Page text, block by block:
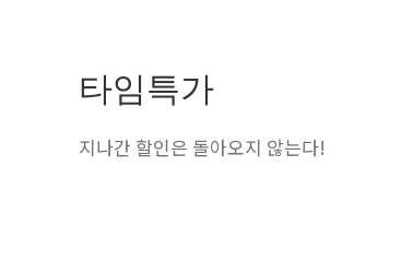
타임특가
지나간 할인은 돌아오지 않는다!